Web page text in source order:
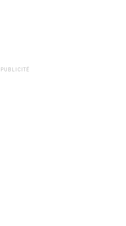
PUBLICITÉ